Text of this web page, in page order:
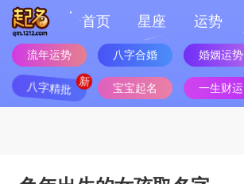
首页 星座 运势
流年运势 八字合婚 婚姻运势
八字精批 宝宝起名 一生财运